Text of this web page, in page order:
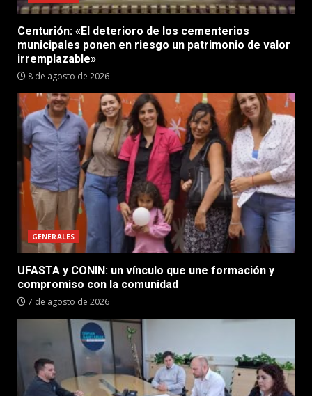
Centurión: «El deterioro de los cementerios
municipales ponen en riesgo un patrimonio de valor
irremplazable»
8 de agosto de 2026
GENERALES
UFASTA y CONIN: un vínculo que une formación y
compromiso con la comunidad
7 de agosto de 2026